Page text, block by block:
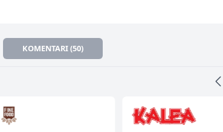
KOMENTARI (50)